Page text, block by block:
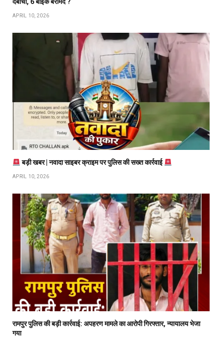
APRIL 10, 2026
बड़ी खबर | नवादा साइबर क्राइम पर पुलिस की सख्त कार्रवाई
APRIL 10, 2026
रामपुर पुलिस की बड़ी कार्रवाई: अपहरण मामले का आरोपी गिरफ्तार, न्यायालय भेजा
गया